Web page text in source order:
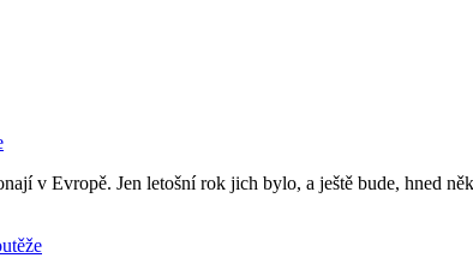
v Evropě. Jen letošní rok jich bylo, a ještě bude, hned